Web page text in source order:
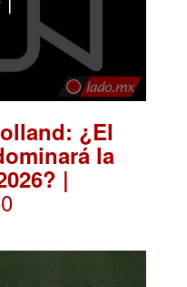
¿El
la
|